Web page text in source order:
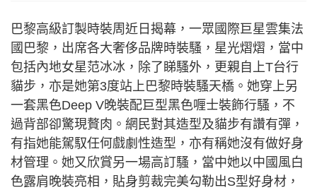
巴黎高級訂製時裝周近日揭幕，一眾國際巨星雲集法
國巴黎，出席各大奢侈品牌時裝騷，星光熠熠，當中
包括內地女星范冰冰，除了睇騷外，更親自上T台行
貓步，亦是她第3度站上巴黎時裝騷天橋。她穿上另
一套黑色Deep V晚裝配巨型黑色喱士裝飾行騷，不
過背部卻驚現贅肉。網民對其造型及貓步有讚有彈，
有指她能駕馭任何戲劇性造型，亦有稱她沒有做好身
材管理。她又欣賞另一場高訂騷，當中她以中國風白
色露肩晚裝亮相，貼身剪裁完美勾勒出S型好身材，